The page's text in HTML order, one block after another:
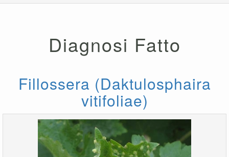
Diagnosi Fatto
Fillossera (Daktulosphaira
vitifoliae)